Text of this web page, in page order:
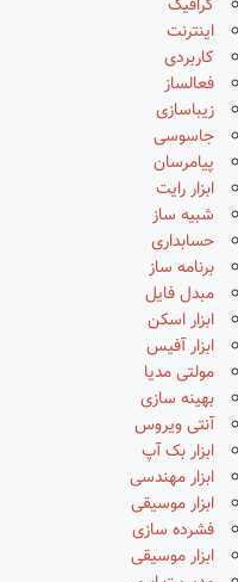
گرافیک
اینترنت
کاربردی
فعالساز
زیباسازی
جاسوسی
پیامرسان
ابزار رایت
شبیه ساز
حسابداری
برنامه ساز
مبدل فایل
ابزار اسکن
ابزار آفیس
مولتی مدیا
بهینه سازی
آنتی ویروس
ابزار بک آپ
ابزار مهندسی
ابزار موسیقی
فشرده سازی
ابزار موسیقی